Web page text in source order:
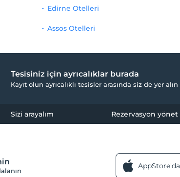
Edirne Otelleri
Assos Otelleri
Tesisiniz için ayrıcalıklar burada
Kayıt olun ayrıcalıklı tesisler arasında siz de yer alın
Sizi arayalım Rezervasyon yönet